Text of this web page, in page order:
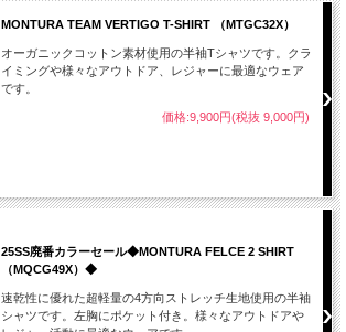
MONTURA TEAM VERTIGO T-SHIRT （MTGC32X）
オーガニックコットン素材使用の半袖Tシャツです。クラ
イミングや様々なアウトドア、レジャーに最適なウェア
です。
価格:9,900円(税抜 9,000円)
25SS廃番カラーセール◆MONTURA FELCE 2 SHIRT
（MQCG49X）◆
速乾性に優れた超軽量の4方向ストレッチ生地使用の半袖
シャツです。左胸にポケット付き。様々なアウトドアや